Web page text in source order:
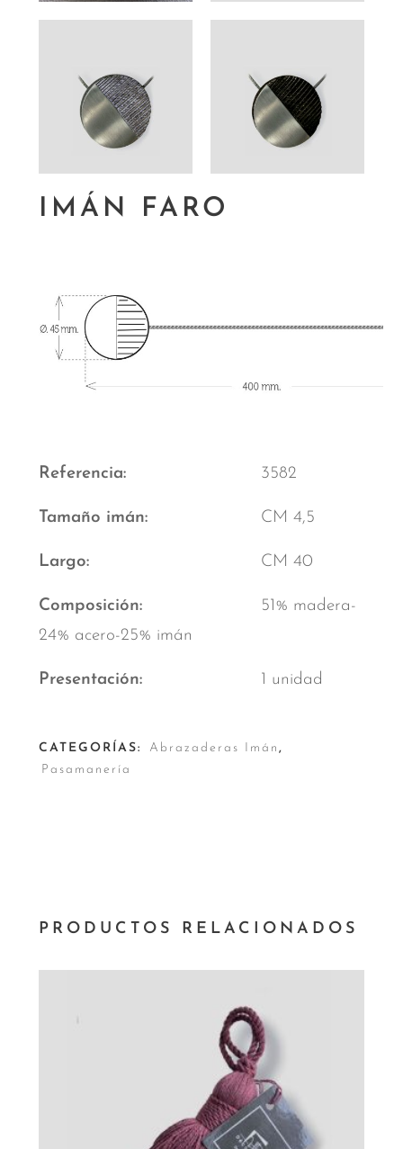
IMÁN FARO
Referencia 3582
Tamaño imán CM 4,5
Largo CM 40
Composición
51% madera-
24% acero-25% imán
Presentación 1 unidad
CATEGORÍAS: Abrazaderas Imán ,
Pasamanería
PRODUCTOS RELACIONADOS